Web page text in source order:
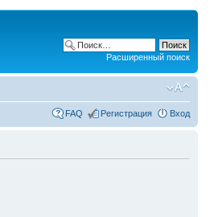
Расширенный поиск
FAQ Регистрация Вход